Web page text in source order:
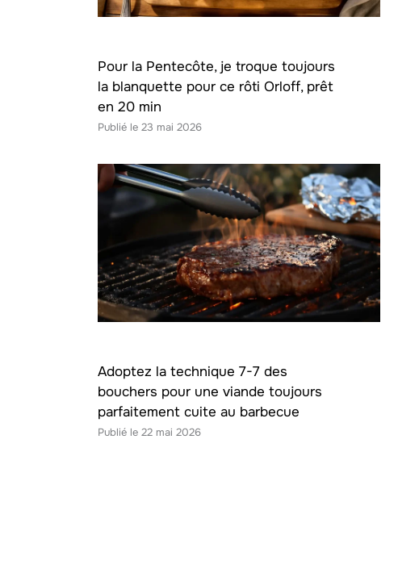
Pour la Pentecôte, je troque toujours
la blanquette pour ce rôti Orloff, prêt
en 20 min
23 mai 2026
Adoptez la technique 7-7 des
bouchers pour une viande toujours
parfaitement cuite au barbecue
22 mai 2026